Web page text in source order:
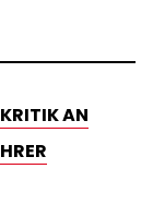
AN I
G